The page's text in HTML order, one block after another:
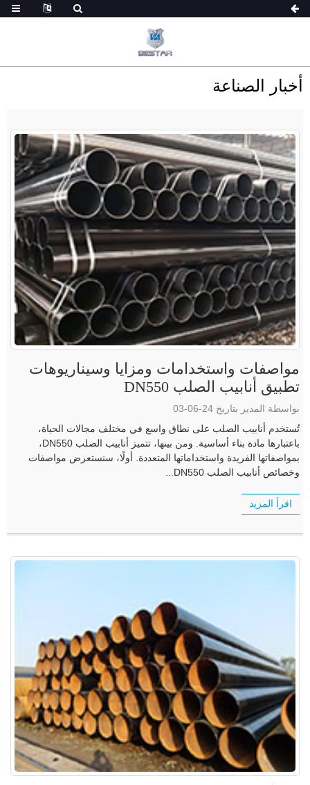
أخبار الصناعة
مواصفات واستخدامات ومزايا وسيناريوهات
تطبيق أنابيب الصلب DN550
بواسطة المدير بتاريخ 24-06-03
تُستخدم أنابيب الصلب على نطاق واسع في مختلف مجالات الحياة،
باعتبارها مادة بناء أساسية. ومن بينها، تتميز أنابيب الصلب DN550،
بمواصفاتها الفريدة واستخداماتها المتعددة. أولًا، سنستعرض مواصفات
وخصائص أنابيب الصلب DN550...
اقرأ المزيد